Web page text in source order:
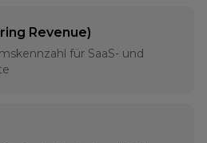
Revenue)
für SaaS- und